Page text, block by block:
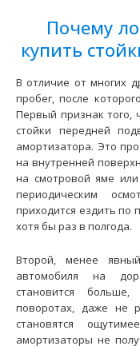
Амортизаторы
Почему
купить
В отличие от многих
пробег, после
Первый признак того,
стойки передней
амортизатора. Это
на внутренней
на смотровой яме
периодическим
приходится ездить по
хотя бы раз в полгода.
Второй, менее
автомобиля на
становится
поворотах, даже не
становятся
амортизаторы не